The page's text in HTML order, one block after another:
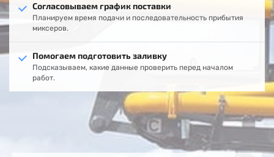
Согласовываем график поставки
Планируем время подачи и последовательность прибытия
миксеров.
Помогаем подготовить заливку
Подсказываем, какие данные проверить перед началом
работ.